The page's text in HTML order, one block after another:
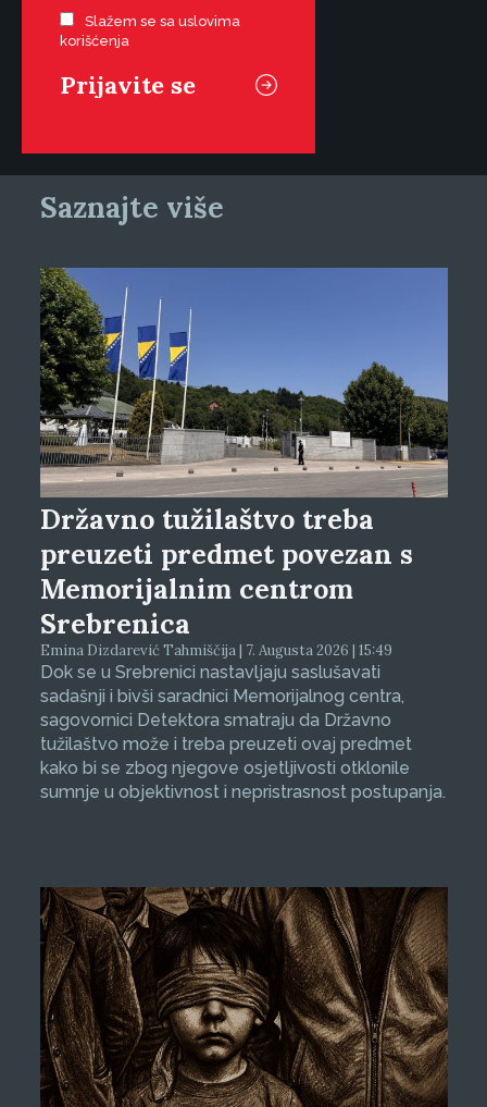
Slažem se sa uslovima
korišćenja
Saznajte više
Državno tužilaštvo treba
preuzeti predmet povezan s
Memorijalnim centrom
Srebrenica
Emina Dizdarević Tahmiščija | 7. Augusta 2026 | 15:49
Dok se u Srebrenici nastavljaju saslušavati
sadašnji i bivši saradnici Memorijalnog centra,
sagovornici Detektora smatraju da Državno
tužilaštvo može i treba preuzeti ovaj predmet
kako bi se zbog njegove osjetljivosti otklonile
sumnje u objektivnost i nepristrasnost postupanja.